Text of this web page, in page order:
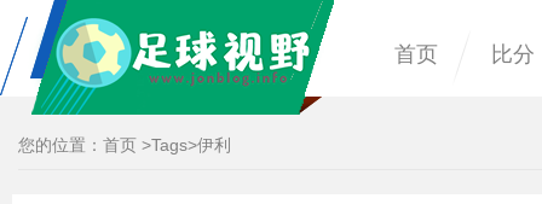
首页 比分
您的位置： 首页 >Tags>伊利